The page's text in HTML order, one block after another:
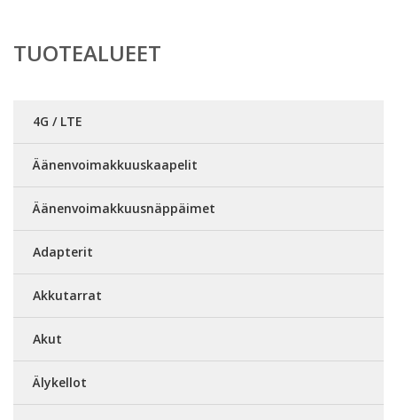
TUOTEALUEET
4G / LTE
Äänenvoimakkuuskaapelit
Äänenvoimakkuusnäppäimet
Adapterit
Akkutarrat
Akut
Älykellot